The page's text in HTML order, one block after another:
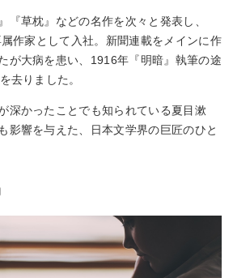
『草枕』などの名作を次々と発表し、
作家として入社。新聞連載をメインに作
が大病を患い、1916年『明暗』執筆の途
去りました。
深かったことでも知られている夏目漱
影響を与えた、日本文学界の巨匠のひと